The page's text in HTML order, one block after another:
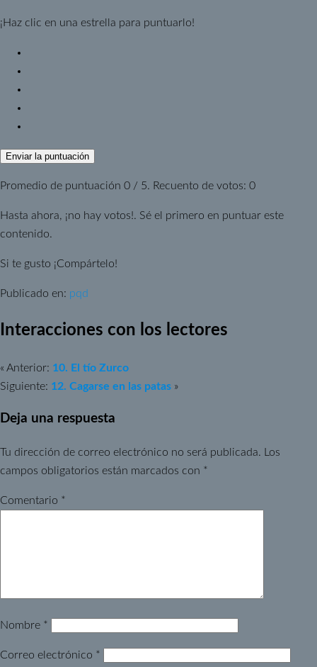
¡Haz clic en una estrella para puntuarlo!
Enviar la puntuación
Promedio de puntuación 0 / 5. Recuento de votos: 0
Hasta ahora, ¡no hay votos!. Sé el primero en puntuar este
contenido.
Si te gusto ¡Compártelo!
Publicado en: pqd
Interacciones con los lectores
« Anterior: 10. El tío Zurco
Siguiente: 12. Cagarse en las patas »
Deja una respuesta
Tu dirección de correo electrónico no será publicada.
Los
campos obligatorios están marcados con *
Comentario *
Nombre *
Correo electrónico *